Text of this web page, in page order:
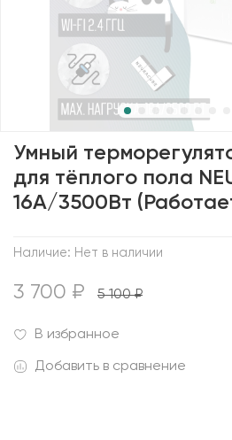
Наличие: Нет в наличии
Умный
для тёплого пола
16A/3500Вт
3 700 ₽ 5 100 ₽
В избранное
Добавить в сравнение